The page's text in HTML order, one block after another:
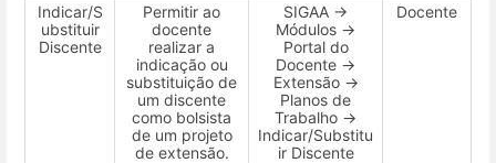
Indicar/S
ubstituir
Discente
Permitir ao
docente
realizar a
indicação ou
substituição de
um discente
como bolsista
de um projeto
de extensão.
SIGAA →
Módulos →
Portal do
Docente →
Extensão →
Planos de
Trabalho →
Indicar/Substitu
ir Discente
Docente